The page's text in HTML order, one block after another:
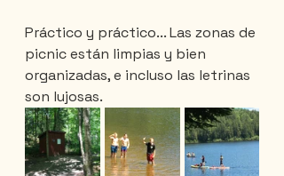
Práctico y práctico... Las zonas de
picnic están limpias y bien
organizadas, e incluso las letrinas
son lujosas.